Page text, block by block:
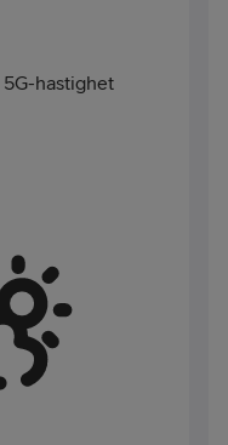
5G-hastighet